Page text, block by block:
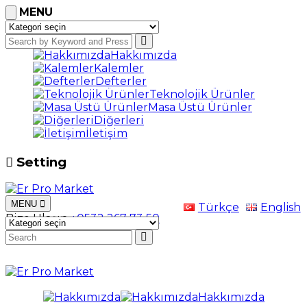
MENU
Hakkımızda
Kalemler
Defterler
Teknolojik Ürünler
Masa Üstü Ürünler
Diğerleri
İletişim
Setting
MENU
Bize Ulaşın+0532 267 73 50
Türkçe English
Hakkımızda